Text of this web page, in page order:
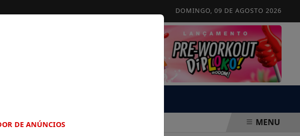
DOMINGO, 09 DE AGOSTO 2026
MENU
DE ANÚNCIOS